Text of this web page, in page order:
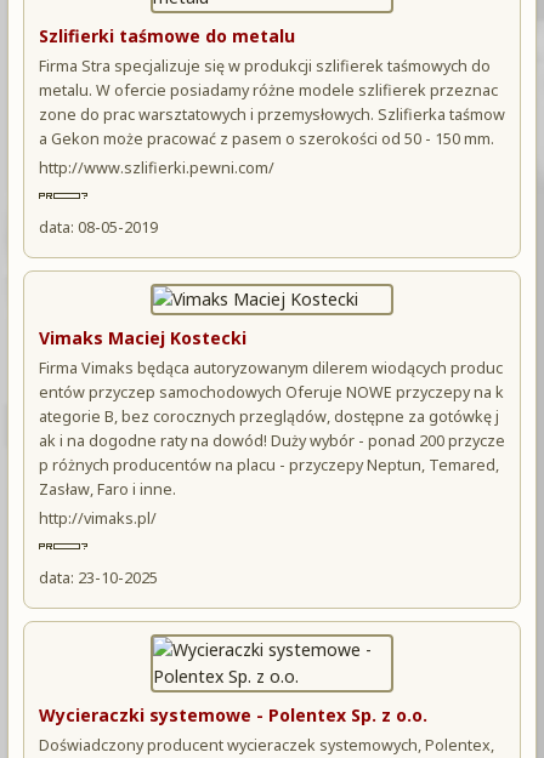
Szlifierki taśmowe do metalu
Firma Stra specjalizuje się w produkcji szlifierek taśmowych do
metalu. W ofercie posiadamy różne modele szlifierek przeznac
zone do prac warsztatowych i przemysłowych. Szlifierka taśmow
a Gekon może pracować z pasem o szerokości od 50 - 150 mm.
http://www.szlifierki.pewni.com/
data: 08-05-2019
Vimaks Maciej Kostecki
Firma Vimaks będąca autoryzowanym dilerem wiodących produc
entów przyczep samochodowych Oferuje NOWE przyczepy na k
ategorie B, bez corocznych przeglądów, dostępne za gotówkę j
ak i na dogodne raty na dowód! Duży wybór - ponad 200 przycze
p różnych producentów na placu - przyczepy Neptun, Temared,
Zasław, Faro i inne.
http://vimaks.pl/
data: 23-10-2025
Wycieraczki systemowe - Polentex Sp. z o.o.
Doświadczony producent wycieraczek systemowych, Polentex,